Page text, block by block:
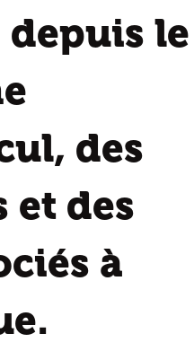
le
des
et des
à